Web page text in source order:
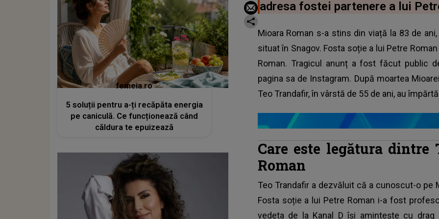
adresa fostei partenere a lui
Mioara Roman s-a stins din viață la 83 de
situat în Snagov. Fosta soție a lui Petre
Roman. Tragicul anunț a fost făcut public
pagina sa de Instagram. După moartea
Teo Trandafir, în vârstă de 55 de ani, au
Care este legătura
Roman
Teo Trandafir a dezvăluit că a cunoscut-o pe
Fosta soție a lui Petre Roman i-a fost
vedeta de la Kanal D își amintește cu
femeia.ro
5 soluții pentru a-ți recăpăta energia
pe caniculă. Ce funcționează când
căldura te epuizează